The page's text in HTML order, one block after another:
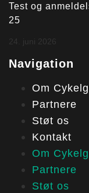
Test og
25
24. juni 2026
Navigation
Om
Partnere
Støt os
Kontakt
Om
Partnere
Støt os